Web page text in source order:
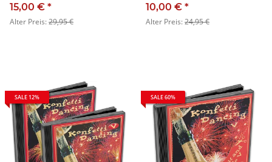
15,00 € *
Alter Preis:29,95 €
10,00 € *
Alter Preis:24,95 €
SALE 12% SALE 60%